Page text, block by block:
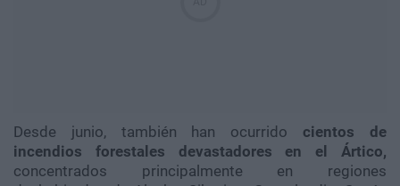
Desde junio, también han ocurrido cientos de
incendios forestales devastadores en el Ártico,
concentrados principalmente en regiones